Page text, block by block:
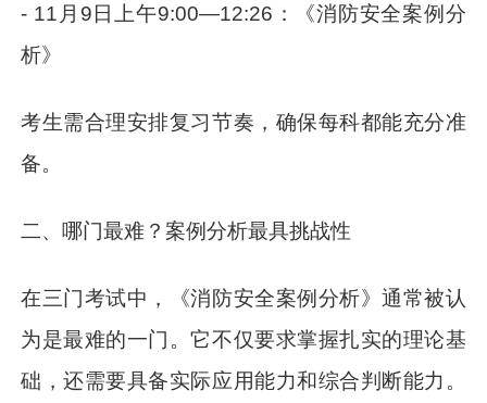
- 11月9日上午9:00—12:26：《消防安全案例分
析》
考生需合理安排复习节奏，确保每科都能充分准
备。
二、哪门最难？案例分析最具挑战性
在三门考试中，《消防安全案例分析》通常被认
为是最难的一门。它不仅要求掌握扎实的理论基
础，还需要具备实际应用能力和综合判断能力。